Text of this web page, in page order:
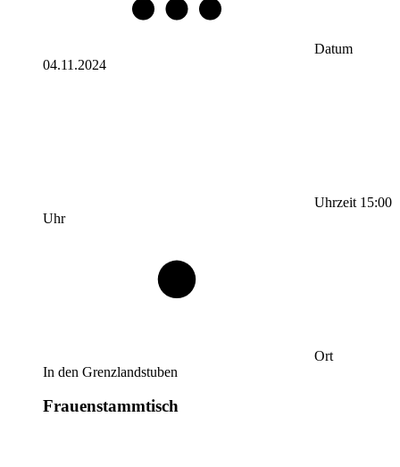
Datum
04.11.2024
Uhrzeit 15:00
Uhr
Ort
In den Grenzlandstuben
Frauenstammtisch